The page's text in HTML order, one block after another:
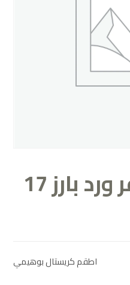
طقم شاي حفر ورد بارز 17
اطقم كريستال بوهيمي